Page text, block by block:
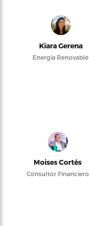
Kiara Gerena
Energía Renovable
Moises Cortés
Consultor Financiero